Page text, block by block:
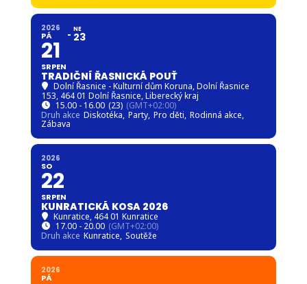
2026
PÁ
21
SRPEN
NE
23
TRADIČNÍ ŘASNICKÁ POUŤ
Dolní Řasnice - Kulturní dům Koruna, Dolní Řasnice
153, 464 01 Dolní Řasnice, Liberecký kraj
15.00 - 16.00 (23) (GMT+02:00)
Druh akce Diskotéka, Party, Pro děti, Rodinná akce,
Zábava
2026
SO
22
SRPEN
KUNRATICKÁ KOSA 2026
Kunratice, 464 01 Kunratice
17.00 - 20.00 (GMT+02:00)
Druh akce Kunratice, Soutěže
2026
PÁ